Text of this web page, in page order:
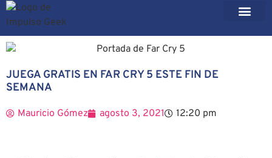
JUEGA GRATIS EN FAR CRY 5 ESTE FIN DE
SEMANA
Mauricio Gómez agosto 3, 2021 12:20 pm